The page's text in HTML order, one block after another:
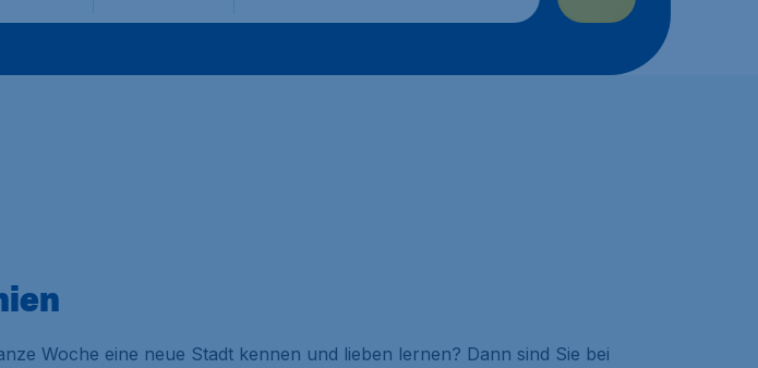
Woche eine neue Stadt kennen und lieben lernen? Dann sind Sie bei